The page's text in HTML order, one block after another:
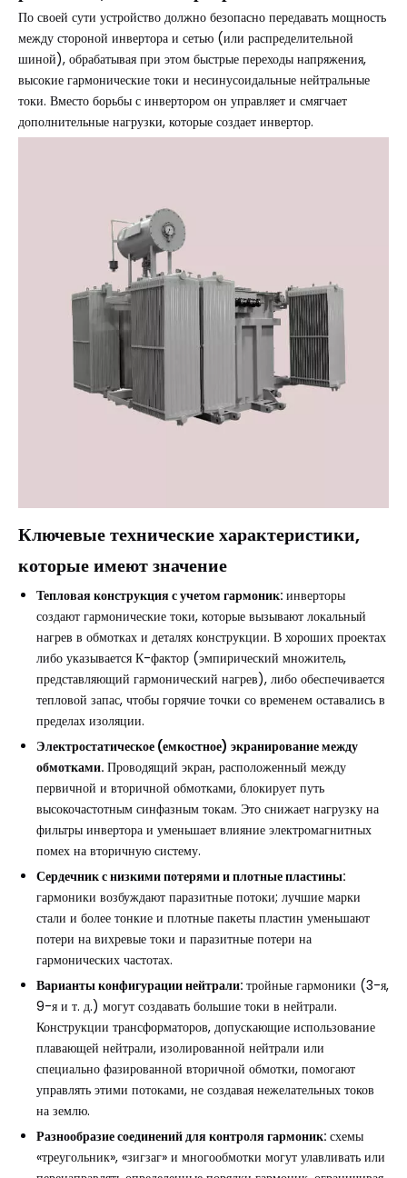
По своей сути устройство должно безопасно передавать мощность
между стороной инвертора и сетью (или распределительной
шиной), обрабатывая при этом быстрые переходы напряжения,
высокие гармонические токи и несинусоидальные нейтральные
токи. Вместо борьбы с инвертором он управляет и смягчает
дополнительные нагрузки, которые создает инвертор.
Ключевые технические характеристики,
которые имеют значение
Тепловая конструкция с учетом гармоник: инверторы
создают гармонические токи, которые вызывают локальный
нагрев в обмотках и деталях конструкции. В хороших проектах
либо указывается К-фактор (эмпирический множитель,
представляющий гармонический нагрев), либо обеспечивается
тепловой запас, чтобы горячие точки со временем оставались в
пределах изоляции.
Электростатическое (емкостное) экранирование между
обмотками. Проводящий экран, расположенный между
первичной и вторичной обмотками, блокирует путь
высокочастотным синфазным токам. Это снижает нагрузку на
фильтры инвертора и уменьшает влияние электромагнитных
помех на вторичную систему.
Сердечник с низкими потерями и плотные пластины:
гармоники возбуждают паразитные потоки; лучшие марки
стали и более тонкие и плотные пакеты пластин уменьшают
потери на вихревые токи и паразитные потери на
гармонических частотах.
Варианты конфигурации нейтрали: тройные гармоники (3-я,
9-я и т. д.) могут создавать большие токи в нейтрали.
Конструкции трансформаторов, допускающие использование
плавающей нейтрали, изолированной нейтрали или
специально фазированной вторичной обмотки, помогают
управлять этими потоками, не создавая нежелательных токов
на землю.
Разнообразие соединений для контроля гармоник: схемы
«треугольник», «зигзаг» и многообмотки могут улавливать или